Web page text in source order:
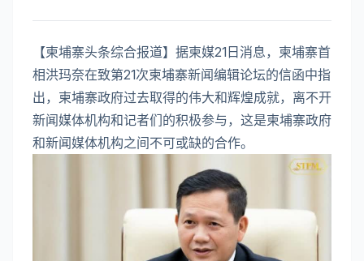
【柬埔寨头条综合报道】据柬媒21日消息，柬埔寨首
相洪玛奈在致第21次柬埔寨新闻编辑论坛的信函中指
出，柬埔寨政府过去取得的伟大和辉煌成就，离不开
新闻媒体机构和记者们的积极参与，这是柬埔寨政府
和新闻媒体机构之间不可或缺的合作。